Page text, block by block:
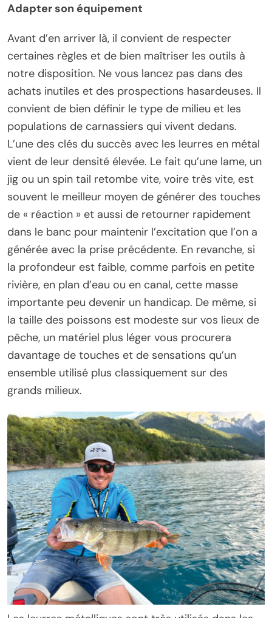
Adapter son équipement
Avant d’en arriver là, il convient de respecter
certaines règles et de bien maîtriser les outils à
notre disposition. Ne vous lancez pas dans des
achats inutiles et des prospections hasardeuses. Il
convient de bien définir le type de milieu et les
populations de carnassiers qui vivent dedans.
L’une des clés du succès avec les leurres en métal
vient de leur densité élevée. Le fait qu’une lame, un
jig ou un spin tail retombe vite, voire très vite, est
souvent le meilleur moyen de générer des touches
de « réaction » et aussi de retourner rapidement
dans le banc pour maintenir l’excitation que l’on a
générée avec la prise précédente. En revanche, si
la profondeur est faible, comme parfois en petite
rivière, en plan d’eau ou en canal, cette masse
importante peu devenir un handicap. De même, si
la taille des poissons est modeste sur vos lieux de
pêche, un matériel plus léger vous procurera
davantage de touches et de sensations qu’un
ensemble utilisé plus classiquement sur des
grands milieux.